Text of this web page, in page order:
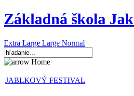
Základná škola
Extra Large Large Normal
Home
JABLKOVÝ FESTIVAL